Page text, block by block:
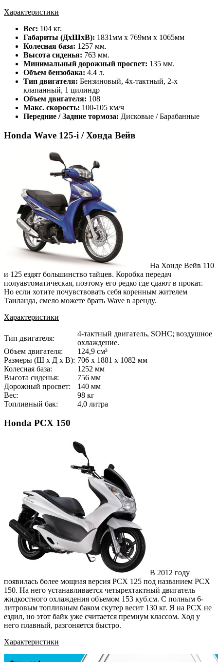
Характеристики
Вес: 104 кг.
Габариты (ДхШхВ): 1831мм х 769мм х 1065мм
Колесная база: 1257 мм.
Высота сиденья: 763 мм.
Минимальный дорожный просвет: 135 мм.
Объем бензобака: 4.4 л.
Тип двигателя: Бензиновый, 4х-тактный, 2-х
клапанный, 1 цилиндр
Объем двигателя: 108
Макс. скорость: 100-105 км/ч
Передние / Задние тормоза: Дисковые / Барабанные
Honda Wave 125-i / Хонда Вейв
На Хонде Вейв 110
и 125 ездят большинство тайцев. Коробка передач
полуавтоматическая, поэтому его редко где сдают в прокат.
Но если хотите почувствовать себя коренным жителем
Таиланда, смело можете брать Wave в аренду.
Характеристики
Тип двигателя:
4-тактный двигатель, SOHC; воздушное
охлаждение.
Объем двигателя:
124,9 см³
Размеры (Ш х Д х В): 706 х 1881 х 1082 мм
Колесная база:
1252 мм
Высота сиденья:
756 мм
Дорожный просвет:
140 мм
Вес:
98 кг
Топливный бак:
4,0 литра
Honda PCX 150
В 2012 году
появилась более мощная версия PCX 125 под названием PCX
150. На него устанавливается четырехтактный двигатель
жидкостного охлаждения объемом 153 куб.см. С полным 6-
литровым топливным баком скутер весит 130 кг. Я на PCX не
ездил, но этот байк уже считается премиум классом. Ход у
него плавный, разгоняется быстро.
Характеристики